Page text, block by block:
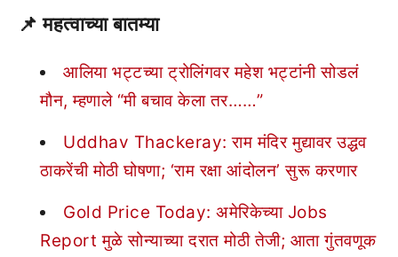
📌महत्वाच्या बातम्या
आलिया भट्टच्या ट्रोलिंगवर महेश भट्टांनी सोडलं
मौन, म्हणाले “मी बचाव केला तर……”
Uddhav Thackeray: राम मंदिर मुद्यावर उद्धव
ठाकरेंची मोठी घोषणा; ‘राम रक्षा आंदोलन’ सुरू करणार
Gold Price Today: अमेरिकेच्या Jobs
Report मुळे सोन्याच्या दरात मोठी तेजी; आता गुंतवणूक